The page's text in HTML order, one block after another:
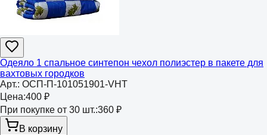
Одеяло 1 спальное синтепон чехол полиэстер в пакете для
вахтовых городков
Арт.: ОСП-П-101051901-VHT
Цена:400 ₽
При покупке от 30 шт.:360 ₽
В корзину